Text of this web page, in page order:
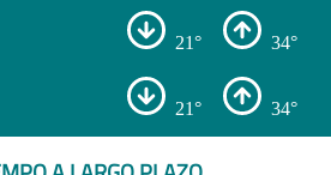
21° 34°
21° 34°